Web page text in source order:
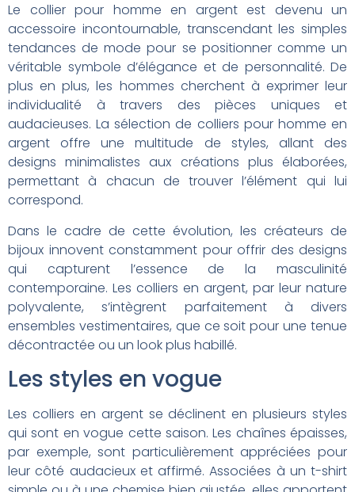
Le collier pour homme en argent est devenu un
accessoire incontournable, transcendant les simples
tendances de mode pour se positionner comme un
véritable symbole d’élégance et de personnalité. De
plus en plus, les hommes cherchent à exprimer leur
individualité à travers des pièces uniques et
audacieuses. La sélection de colliers pour homme en
argent offre une multitude de styles, allant des
designs minimalistes aux créations plus élaborées,
permettant à chacun de trouver l’élément qui lui
correspond.
Dans le cadre de cette évolution, les créateurs de
bijoux innovent constamment pour offrir des designs
qui capturent l’essence de la masculinité
contemporaine. Les colliers en argent, par leur nature
polyvalente, s’intègrent parfaitement à divers
ensembles vestimentaires, que ce soit pour une tenue
décontractée ou un look plus habillé.
Les styles en vogue
Les colliers en argent se déclinent en plusieurs styles
qui sont en vogue cette saison. Les chaînes épaisses,
par exemple, sont particulièrement appréciées pour
leur côté audacieux et affirmé. Associées à un t-shirt